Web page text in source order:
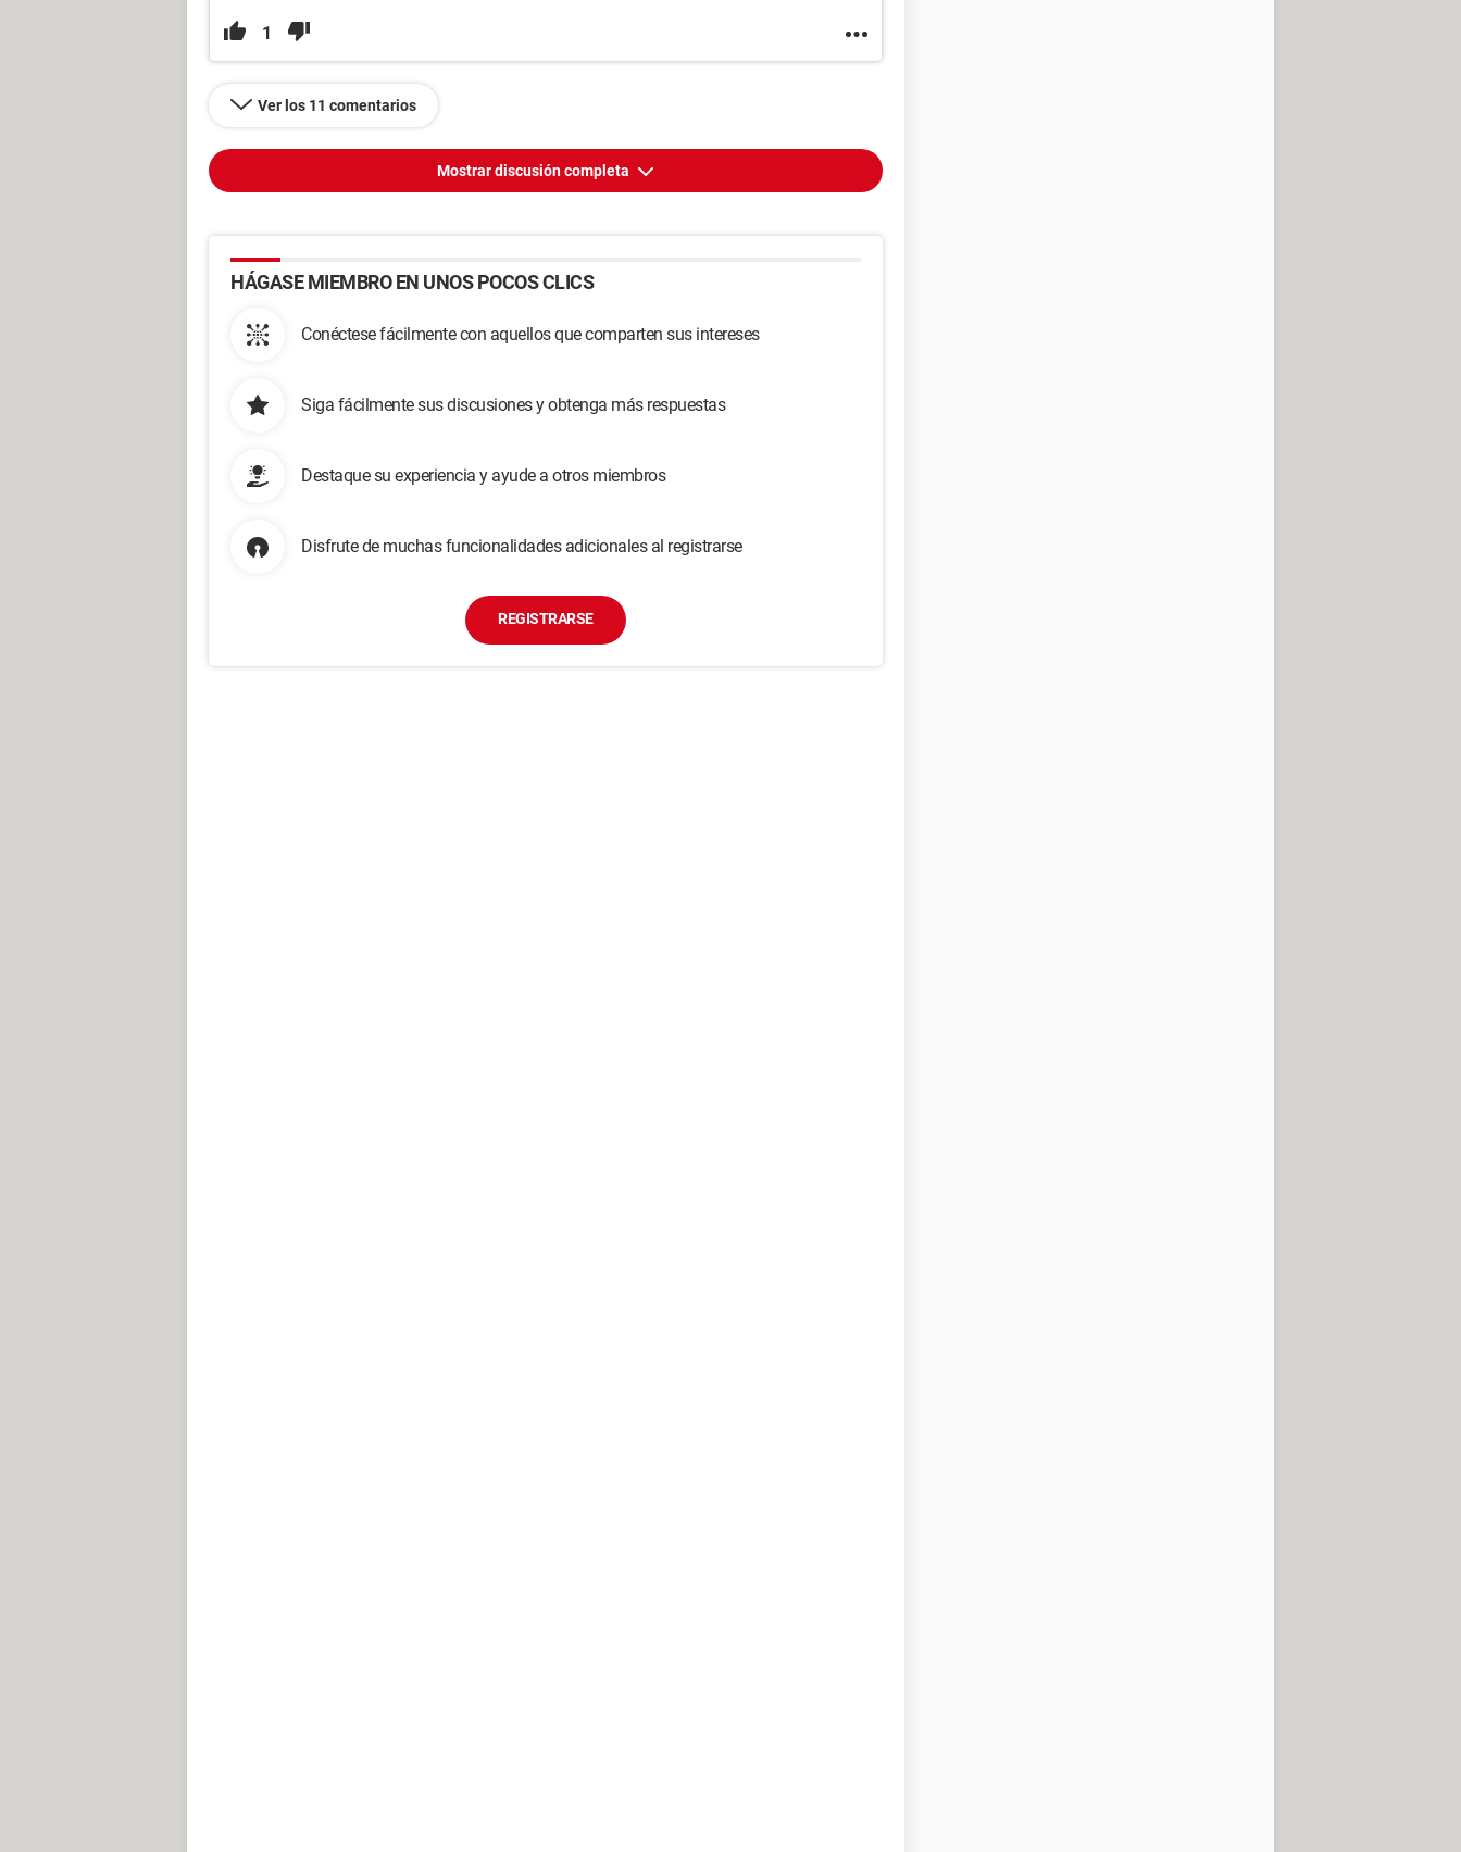
1
Ver los 11 comentarios
Mostrar discusión completa
HÁGASE MIEMBRO EN UNOS POCOS CLICS
Conéctese fácilmente con aquellos que comparten sus intereses
Siga fácilmente sus discusiones y obtenga más respuestas
Destaque su experiencia y ayude a otros miembros
Disfrute de muchas funcionalidades adicionales al registrarse
REGISTRARSE